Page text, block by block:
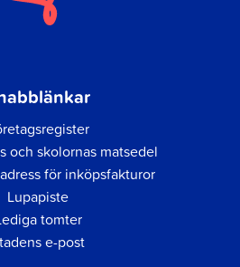
och skolornas matsedel
för inköpsfakturor
Lupapiste
tomter
e-post